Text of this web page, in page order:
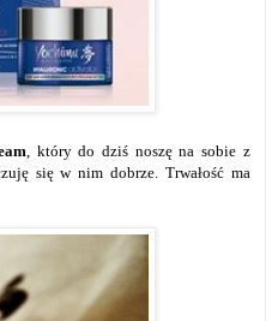
, który do dziś noszę na sobie z
się w nim dobrze. Trwałość ma